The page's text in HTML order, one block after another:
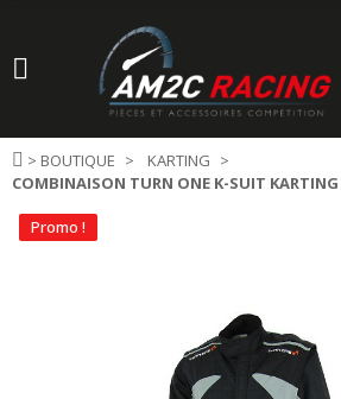
> BOUTIQUE
KARTING
COMBINAISON TURN ONE K-SUIT KARTING
Promo !